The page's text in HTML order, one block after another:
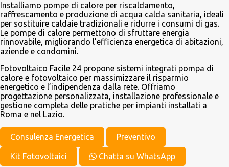
Installiamo pompe di calore per riscaldamento,
raffrescamento e produzione di acqua calda sanitaria, ideali
per sostituire caldaie tradizionali e ridurre i consumi di gas.
Le pompe di calore permettono di sfruttare energia
rinnovabile, migliorando l’efficienza energetica di abitazioni,
aziende e condomìni.
Fotovoltaico Facile 24 propone sistemi integrati pompa di
calore e fotovoltaico per massimizzare il risparmio
energetico e l’indipendenza dalla rete. Offriamo
progettazione personalizzata, installazione professionale e
gestione completa delle pratiche per impianti installati a
Roma e nel Lazio.
Consulenza Energetica Preventivo
Kit Fotovoltaici Chatta su WhatsApp